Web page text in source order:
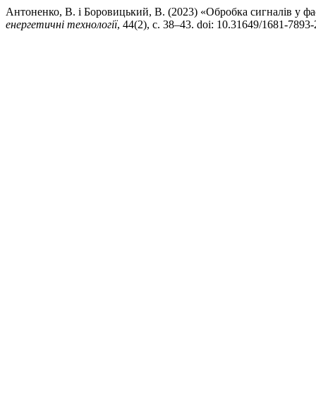
Антоненко, В. і Боровицький, В. (2023) «Обробка сигналів у
енергетичнi технологiї, 44(2), с. 38–43. doi: 10.31649/1681-